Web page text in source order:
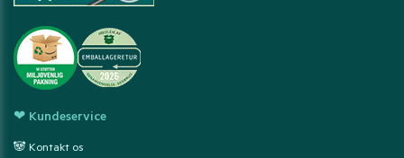
❤ Kundeservice
🐼 Kontakt os